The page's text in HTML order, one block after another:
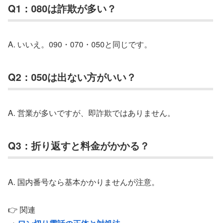
Q1：080は詐欺が多い？
A. いいえ。090・070・050と同じです。
Q2：050は出ない方がいい？
A. 営業が多いですが、即詐欺ではありません。
Q3：折り返すと料金がかかる？
A. 国内番号なら基本かかりませんが注意。
👉 関連